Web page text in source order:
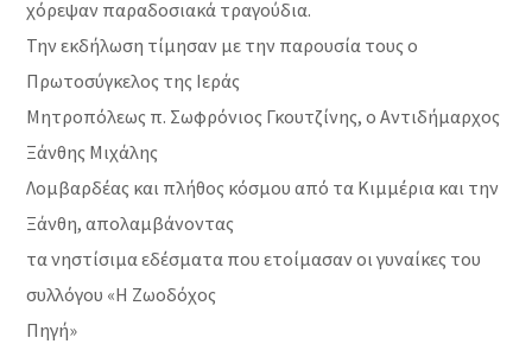
χόρεψαν παραδοσιακά τραγούδια.
Την εκδήλωση τίμησαν με την παρουσία τους ο
Πρωτοσύγκελος της Ιεράς
Μητροπόλεως π. Σωφρόνιος Γκουτζίνης, ο Αντιδήμαρχος
Ξάνθης Μιχάλης
Λομβαρδέας και πλήθος κόσμου από τα Κιμμέρια και την
Ξάνθη, απολαμβάνοντας
τα νηστίσιμα εδέσματα που ετοίμασαν οι γυναίκες του
συλλόγου «Η Ζωοδόχος
Πηγή»